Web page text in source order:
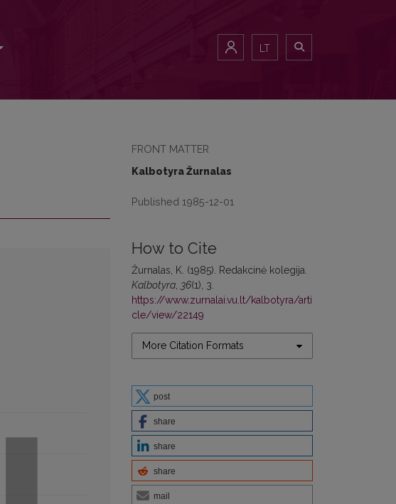
LT
FRONT MATTER
Kalbotyra Žurnalas
Published 1985-12-01
How to Cite
Žurnalas, K. (1985). Redakcinė kolegija.
Kalbotyra 36(1), 3.
https://www.zurnalai.vu.lt/kalbotyra/arti
cle/view/22149
More Citation Formats
post
share
share
share
mail